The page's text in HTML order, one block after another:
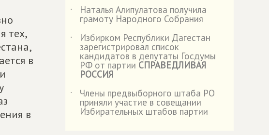
тех,
в
в
˙
Наталья Алипулатова получила
грамоту Народного Собрания
˙
Избирком Республики Дагестан
зарегистрировал список
кандидатов в депутаты Госдумы
РФ от партии СПРАВЕДЛИВАЯ
РОССИЯ
˙
Члены предвыборного штаба РО
приняли участие в совещании
Избирательных штабов партии